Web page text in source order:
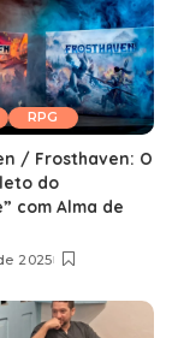
RPG
/ Frosthaven: O
do
com Alma de
2025